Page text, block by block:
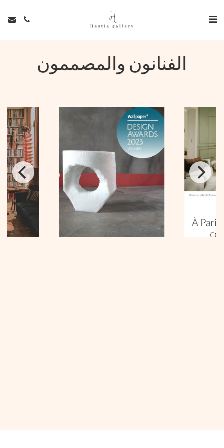
الفنانون والمصممون